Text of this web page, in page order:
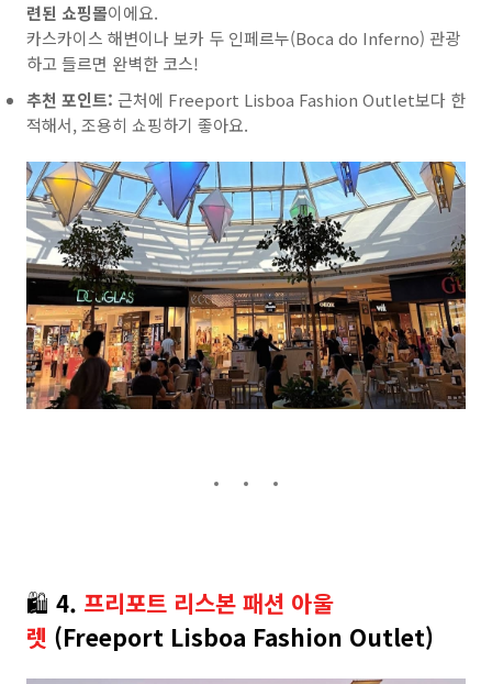
련된 쇼핑몰이에요.
카스카이스 해변이나 보카 두 인페르누(Boca do Inferno) 관광
하고 들르면 완벽한 코스!
추천 포인트: 근처에 Freeport Lisboa Fashion Outlet보다 한
적해서, 조용히 쇼핑하기 좋아요.
🛍️ 4. 프리포트 리스본 패션 아울
렛 (Freeport Lisboa Fashion Outlet)